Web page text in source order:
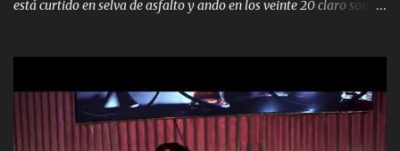
está curtido en selva de asfalto y ando en los veinte 20 claro son
pa más pues hay charola les voy a dar hasta topar pues no hay de
otra Música Surcando bien mi camino voy por mi línea no veo a
los lados aquel que no corre vuela no se me duerm voy chicoteado